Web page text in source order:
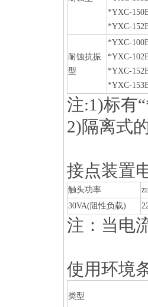
*YXC-
*YXC-
耐蚀抗振
型
*YXC-
*YXC-
*YXC-
*YXC-
注:1)标有
2)隔离式
接点装置
触头功率
30VA(阻性负载)
注：当电
使用环境
类型